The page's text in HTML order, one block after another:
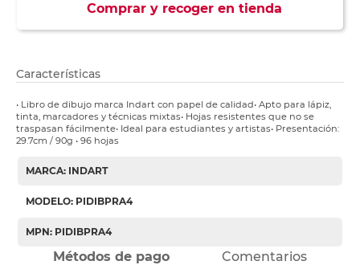
Comprar y recoger en tienda
Características
• Libro de dibujo marca Indart con papel de calidad• Apto para lápiz,
tinta, marcadores y técnicas mixtas• Hojas resistentes que no se
traspasan fácilmente• Ideal para estudiantes y artistas• Presentación:
29.7cm / 90g • 96 hojas
MARCA: INDART
MODELO: PIDIBPRA4
MPN: PIDIBPRA4
Métodos de pago Comentarios